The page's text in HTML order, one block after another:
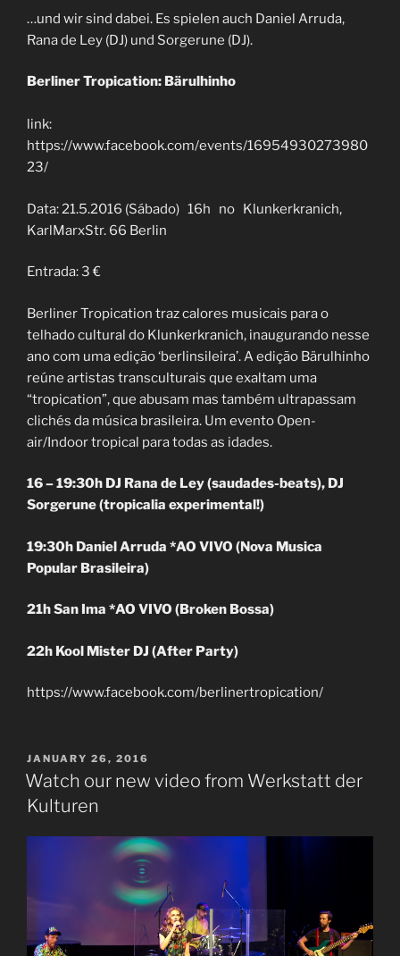
…und wir sind dabei. Es spielen auch Daniel Arruda,
Rana de Ley (DJ) und Sorgerune (DJ).
Berliner Tropication: Bärulhinho
link:
https://www.facebook.com/events/16954930273980
23/
Data: 21.5.2016 (Sábado) 16h no Klunkerkranich,
KarlMarxStr. 66 Berlin
Entrada: 3 €
Berliner Tropication traz calores musicais para o
telhado cultural do Klunkerkranich, inaugurando nesse
ano com uma edição ‘berlinsileira’. A edição Bärulhinho
reúne artistas transculturais que exaltam uma
“tropication”, que abusam mas também ultrapassam
clichés da música brasileira. Um evento Open-
air/Indoor tropical para todas as idades.
16 – 19:30h DJ Rana de Ley (saudades-beats), DJ
Sorgerune (tropicalia experimental!)
19:30h Daniel Arruda *AO VIVO (Nova Musica
Popular Brasileira)
21h San Ima *AO VIVO (Broken Bossa)
22h Kool Mister DJ (After Party)
https://www.facebook.com/berlinertropication/
POSTED
ON
JANUARY 26, 2016
Watch our new video from Werkstatt der
Kulturen